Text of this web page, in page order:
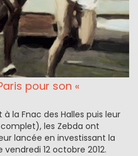
pour son «
la Fnac des Halles puis leur
les Zebda ont
lancée en investissant la
12 octobre 2012.